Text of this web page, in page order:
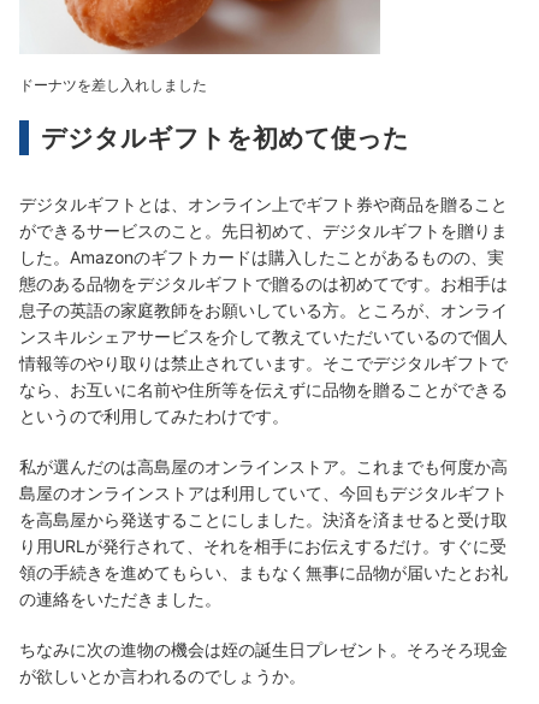
ドーナツを差し入れしました
デジタルギフトを初めて使った
デジタルギフトとは、オンライン上でギフト券や商品を贈ること
ができるサービスのこと。先日初めて、デジタルギフトを贈りま
した。Amazonのギフトカードは購入したことがあるものの、実
態のある品物をデジタルギフトで贈るのは初めてです。お相手は
息子の英語の家庭教師をお願いしている方。ところが、オンライ
ンスキルシェアサービスを介して教えていただいているので個人
情報等のやり取りは禁止されています。そこでデジタルギフトで
なら、お互いに名前や住所等を伝えずに品物を贈ることができる
というので利用してみたわけです。
私が選んだのは高島屋のオンラインストア。これまでも何度か高
島屋のオンラインストアは利用していて、今回もデジタルギフト
を高島屋から発送することにしました。決済を済ませると受け取
り用URLが発行されて、それを相手にお伝えするだけ。すぐに受
領の手続きを進めてもらい、まもなく無事に品物が届いたとお礼
の連絡をいただきました。
ちなみに次の進物の機会は姪の誕生日プレゼント。そろそろ現金
が欲しいとか言われるのでしょうか。